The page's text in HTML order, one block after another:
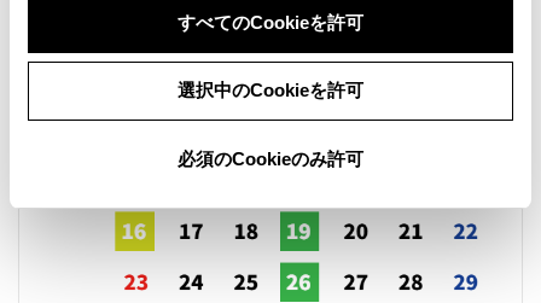
すべてのCookieを許可
選択中のCookieを許可
必須のCookieのみ許可